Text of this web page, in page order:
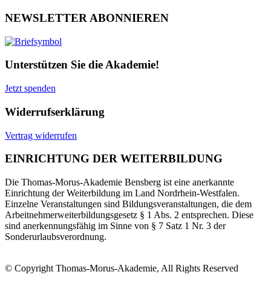
NEWSLETTER ABONNIEREN
Unterstützen Sie die Akademie!
Jetzt spenden
Widerrufserklärung
Vertrag widerrufen
EINRICHTUNG DER WEITERBILDUNG
Die Thomas-Morus-Akademie Bensberg ist eine anerkannte
Einrichtung der Weiterbildung im Land Nordrhein-Westfalen.
Einzelne Veranstaltungen sind Bildungsveranstaltungen, die dem
Arbeitnehmerweiterbildungsgesetz § 1 Abs. 2 entsprechen. Diese
sind anerkennungsfähig im Sinne von § 7 Satz 1 Nr. 3 der
Sonderurlaubsverordnung.
© Copyright Thomas-Morus-Akademie, All Rights Reserved